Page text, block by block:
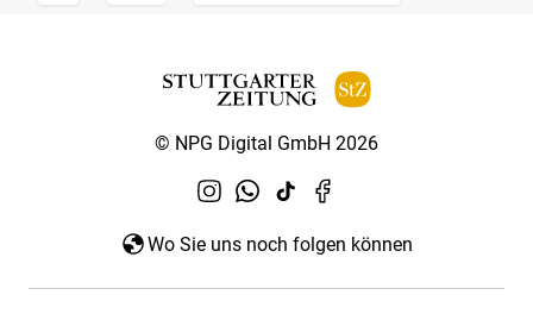
© NPG Digital GmbH 2026
Wo Sie uns noch folgen können